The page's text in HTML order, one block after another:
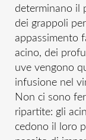
determinano il
dei grappoli
appassimento
acino, dei
uve vengono
infusione nel
Non ci sono
ripartite: gli
cedono il loro